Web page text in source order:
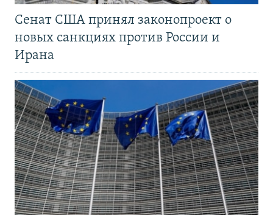
Сенат США принял законопроект о
новых санкциях против России и
Ирана